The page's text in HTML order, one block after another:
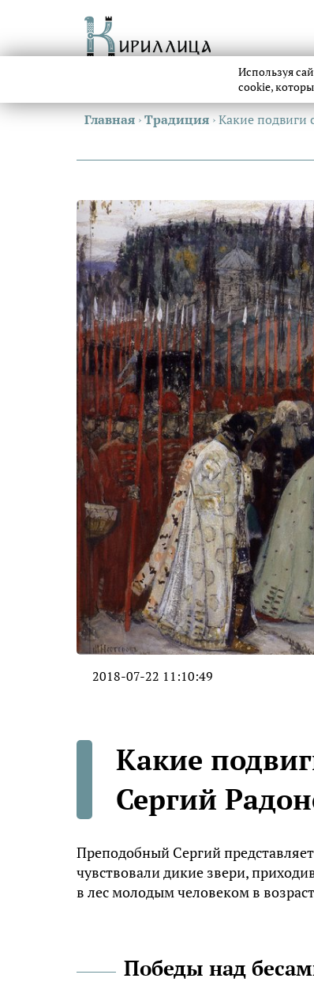
Главная ›Традиция ›Какие подвиги
2018-07-22 11:10:49
Какие
Сергий
Преподобный Сергий
чувствовали дикие звери,
в лес молодым человеком в
Победы над
Используя
cookie,